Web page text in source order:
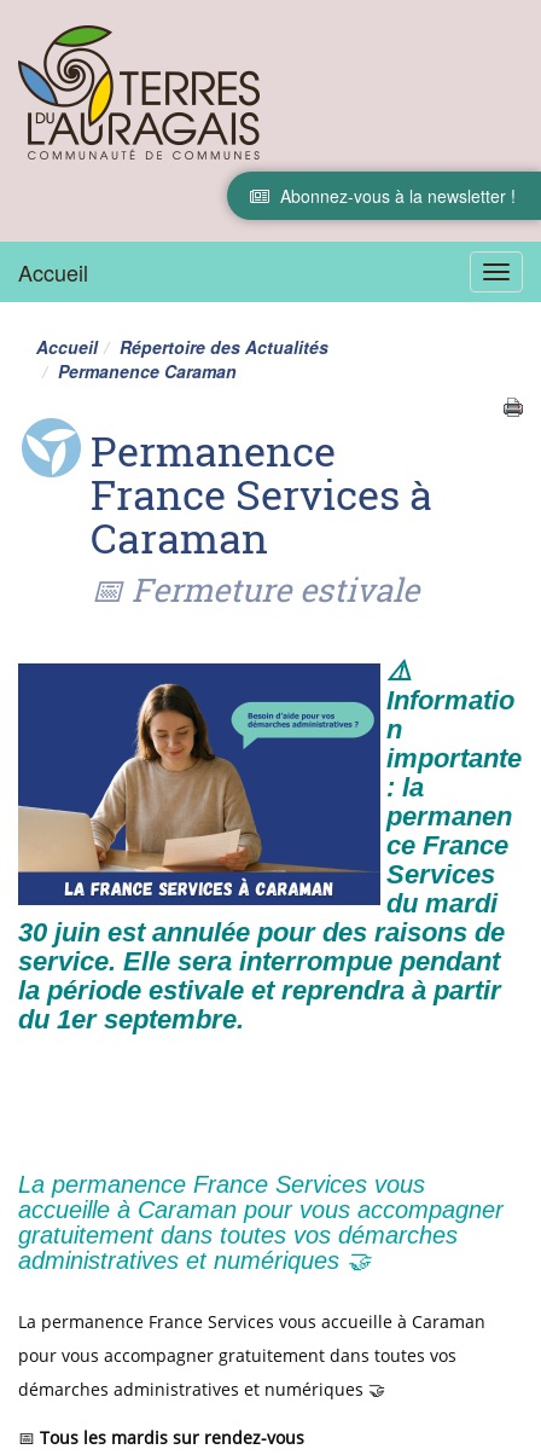
Abonnez-vous à la newsletter !
Menu
Accueil
Accueil
Répertoire des Actualités
Permanence Caraman
Permanence
France Services à
Caraman
📅 Fermeture estivale
⚠️
Informatio
n
importante
: la
permanen
ce France
Services
du mardi
30 juin est annulée pour des raisons de
service. Elle sera interrompue pendant
la période estivale et reprendra à partir
du 1er septembre.
La permanence France Services vous
accueille à Caraman pour vous accompagner
gratuitement dans toutes vos démarches
administratives et numériques 🤝
La permanence France Services vous accueille à Caraman
pour vous accompagner gratuitement dans toutes vos
démarches administratives et numériques 🤝
📅 Tous les mardis sur rendez-vous